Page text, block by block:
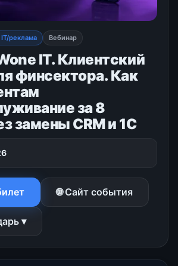
реклама Вебинар
IT. Клиентский
финсектора. Как
за 8
замены CRM и 1С
🌐 Сайт события
▾